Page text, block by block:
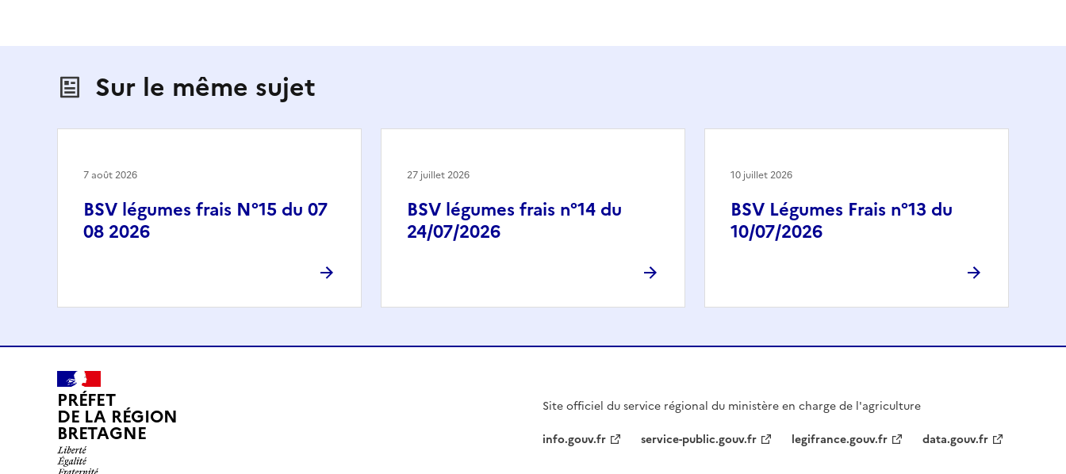
Sur le même sujet
BSV légumes frais N°15 du 07
08 2026
7 août 2026
BSV légumes frais n°14 du
24/07/2026
27 juillet 2026
BSV Légumes Frais n°13 du
10/07/2026
10 juillet 2026
PRÉFET
DE LA RÉGION
BRETAGNE
Site officiel du service régional du ministère en charge de l'agriculture
info.gouv.fr
service-public.gouv.fr legifrance.gouv.fr data.gouv.fr